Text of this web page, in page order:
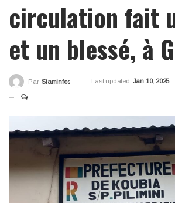
circulation fait
et un blessé, à
Par Siaminfos Last updated Jan 10, 2025